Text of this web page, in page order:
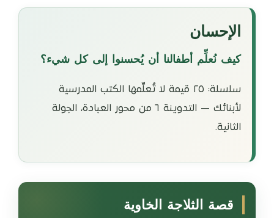
الإحسان
كيف نُعلِّم أطفالنا أن يُحسنوا إلى كل شيء؟
سلسلة: ٢٥ قيمة لا تُعلِّمها الكتب المدرسية
لأبنائك — التدوينة ٦ من محور العبادة، الجولة
الثانية.
قصة الثلاجة الخاوية